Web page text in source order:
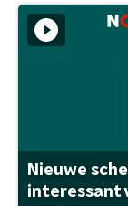
Nieuwe
interessant